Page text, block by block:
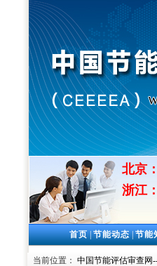
北京
浙江
首页|节能动态|节能
当前位置： 中国节能评估审查网